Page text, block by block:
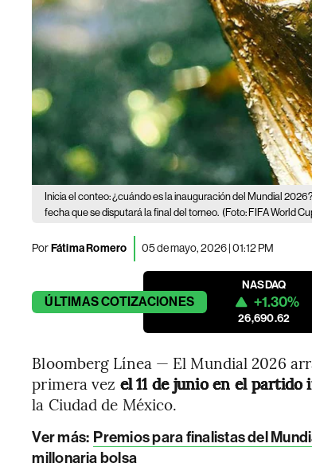
Inicia el conteo: ¿cuándo es la inauguración del Mundial 2026?
fecha que se disputará la final del torneo. (Foto: FIFA World
PorFátima Romero 05 de mayo, 2026 | 01:12 PM
ÚLTIMASCOTIZACIONES
NASDAQ
+1.30%
26,690.62
Bloomberg Línea — El Mundial 2026
primera vez el 11 de junio en el
la Ciudad de México.
Ver más: Premios para finalistas del
millonaria bolsa